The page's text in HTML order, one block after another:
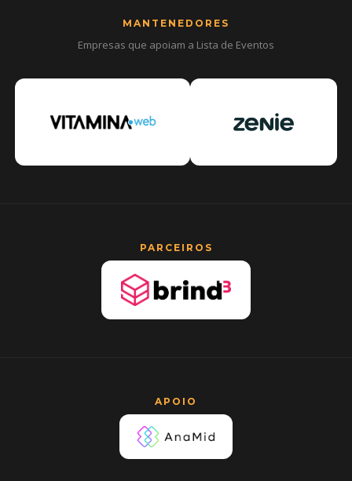
MANTENEDORES
Empresas que apoiam a Lista de Eventos
PARCEIROS
APOIO